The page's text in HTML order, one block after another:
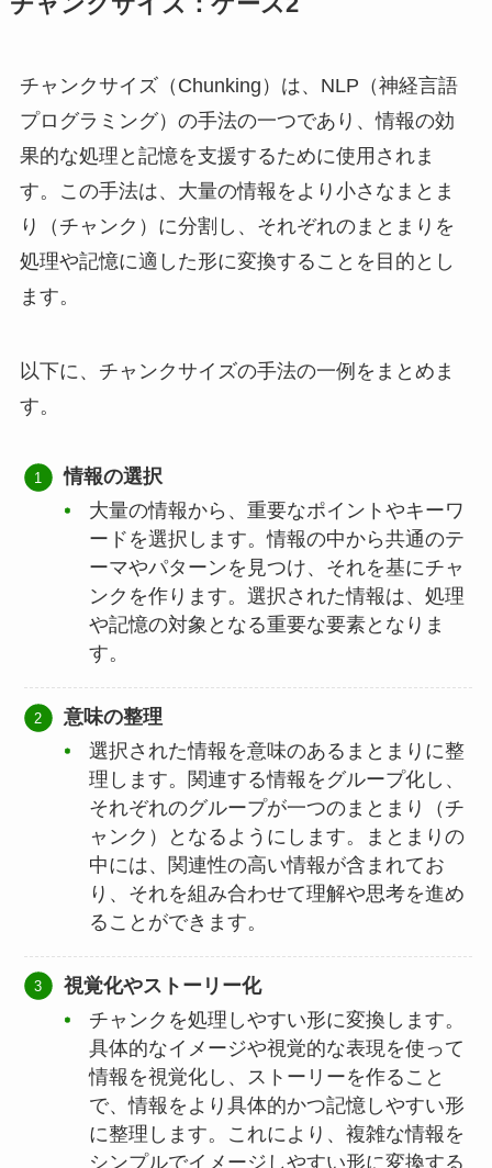
チャンクサイズ（Chunking）は、NLP（神経言語
プログラミング）の手法の一つであり、情報の効
果的な処理と記憶を支援するために使用されま
す。この手法は、大量の情報をより小さなまとま
り（チャンク）に分割し、それぞれのまとまりを
処理や記憶に適した形に変換することを目的とし
ます。
以下に、チャンクサイズの手法の一例をまとめま
す。
情報の選択
大量の情報から、重要なポイントやキーワ
ードを選択します。情報の中から共通のテ
ーマやパターンを見つけ、それを基にチャ
ンクを作ります。選択された情報は、処理
や記憶の対象となる重要な要素となりま
す。
意味の整理
選択された情報を意味のあるまとまりに整
理します。関連する情報をグループ化し、
それぞれのグループが一つのまとまり（チ
ャンク）となるようにします。まとまりの
中には、関連性の高い情報が含まれてお
り、それを組み合わせて理解や思考を進め
ることができます。
視覚化やストーリー化
チャンクを処理しやすい形に変換します。
具体的なイメージや視覚的な表現を使って
情報を視覚化し、ストーリーを作ること
で、情報をより具体的かつ記憶しやすい形
に整理します。これにより、複雑な情報を
シンプルでイメージしやすい形に変換する